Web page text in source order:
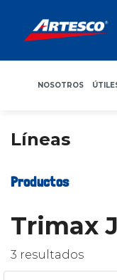
NOSOTROS
Líneas
Productos
Trimax
3 resultados